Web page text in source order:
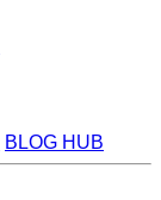
BLOG HUB